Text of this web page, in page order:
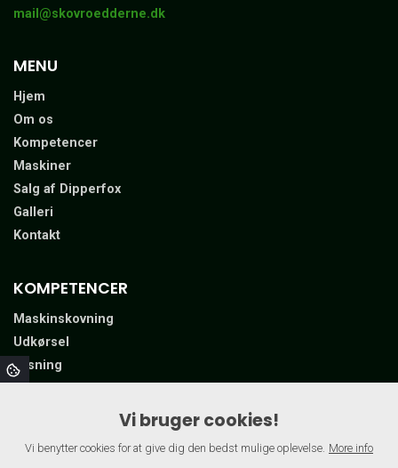
mail@skovroedderne.dk
MENU
Hjem
Om os
Kompetencer
Maskiner
Salg af Dipperfox
Galleri
Kontakt
KOMPETENCER
Maskinskovning
Udkørsel
Flisning
Træ købes på roden​
Vi bruger cookies!
Vi benytter cookies for at give dig den bedst mulige oplevelse. More info